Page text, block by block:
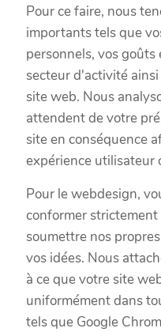
Pour ce faire, nous
importants tels que
personnels, vos
secteur d'activité
site web. Nous
attendent de votre
site en conséquence
expérience utilisateur
Pour le webdesign,
conformer
soumettre nos
vos idées. Nous
à ce que votre site
uniformément dans
tels que Google